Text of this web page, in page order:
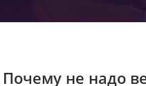
Почему не надо